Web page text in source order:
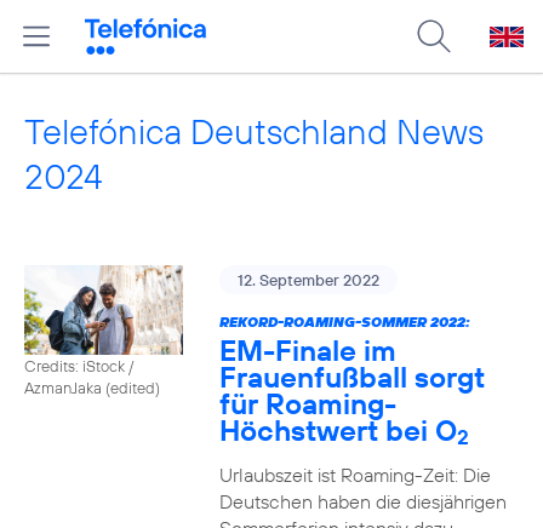
Telefónica Deutschland News
2024
Credits: iStock /
AzmanJaka (edited)
12. September 2022
REKORD-ROAMING-SOMMER 2022:
EM-Finale im
Frauenfußball sorgt
für Roaming-
Höchstwert bei O2
Urlaubszeit ist Roaming-Zeit: Die
Deutschen haben die diesjährigen